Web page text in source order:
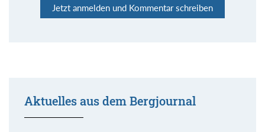
Jetzt anmelden und Kommentar schreiben
Aktuelles aus dem Bergjournal